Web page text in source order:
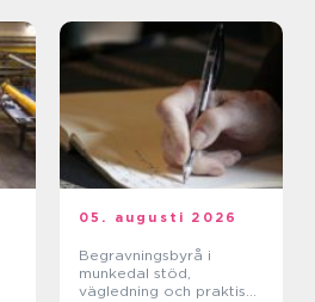
05. augusti 2026
Begravningsbyrå i
munkedal stöd,
vägledning och praktisk